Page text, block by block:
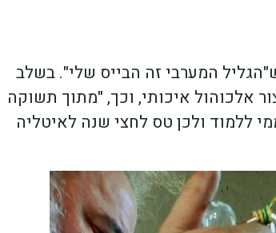
כך ש"הגליל המערבי זה הבייס שלי". בשלב
אלכוהול איכותי, וכך, "מתוך תשוקה
ללמוד ולכן טס לחצי שנה לאיטליה